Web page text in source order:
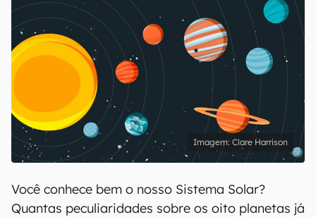
Clare Harrison
Você conhece bem o nosso Sistema Solar?
Quantas peculiaridades sobre os oito planetas já